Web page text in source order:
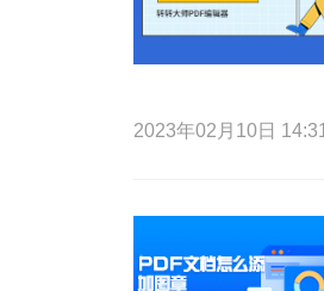
2023年02月10日 14:31